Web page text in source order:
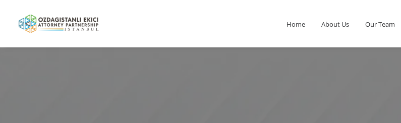
Home About Us Our Team